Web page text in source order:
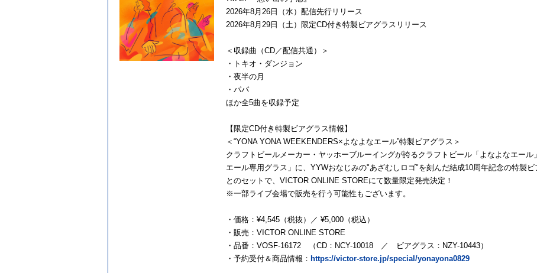
2026年8月26日（水）配信先行リリース
2026年8月29日（土）限定CD付き特製ビアグラスリリース
＜収録曲（CD／配信共通）＞
・トキオ・ダンジョン
・夜半の月
・パパ
ほか全5曲を収録予定
【限定CD付き特製ビアグラス情報】
＜“YONA YONA WEEKENDERS×よなよなエール”特製ビアグラス＞
クラフトビールメーカー・ヤッホーブルーイングが誇るクラフトビール「よなよなエー
エール専用グラス」に、YYWおなじみの"あざむしロゴ"を刻んだ結成10周年記念の特製ビ
とのセットで、VICTOR ONLINE STOREにて数量限定発売決定！
※一部ライブ会場で販売を行う可能性もございます。
・価格：¥4,545（税抜）／ ¥5,000（税込）
・販売：VICTOR ONLINE STORE
・品番：VOSF-16172 （CD：NCY-10018 ／ ビアグラス：NZY-10443）
・予約受付＆商品情報： https://victor-store.jp/special/yonayona0829